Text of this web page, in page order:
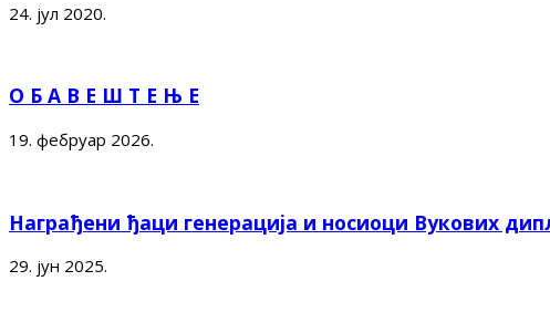
24. јул 2020.
О Б А В Е Ш Т Е Њ Е
19. фебруар 2026.
Награђени ђаци генерација и носиоци Вукових
29. јун 2025.